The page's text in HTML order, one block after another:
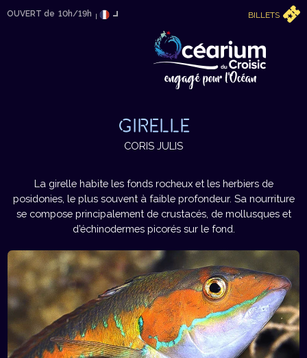
BILLETS
OUVERT de 10h/19h
GIRELLE
CORIS JULIS
La girelle habite les fonds rocheux et les herbiers de
posidonies, le plus souvent à faible profondeur. Sa nourriture
se compose principalement de crustacés, de mollusques et
d’échinodermes picorés sur le fond.